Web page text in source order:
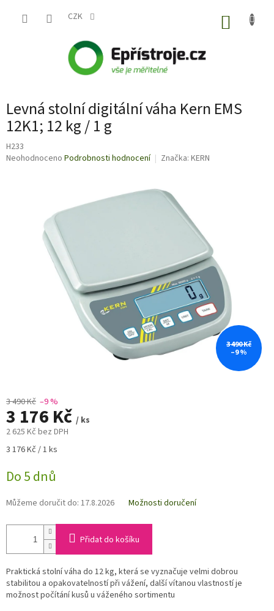
CZK
Levná stolní digitální váha Kern EMS
12K1; 12 kg / 1 g
H233
Průměrné
hvězdiček.
Neohodnoceno Podrobnosti hodnocení Značka: KERN
3 490 Kč
–9 %
3 490 Kč –9 %
3 176 Kč / ks
2 625 Kč bez DPH
Měrná
3 176 Kč / 1 ks
Do 5 dnů
Můžeme doručit do: 17.8.2026 Možnosti doručení
Přidat do košíku
Praktická stolní váha do 12 kg, která se vyznačuje velmi dobrou
stabilitou a opakovatelností při vážení, další vítanou vlastností je
možnost počítání kusů u váženého sortimentu